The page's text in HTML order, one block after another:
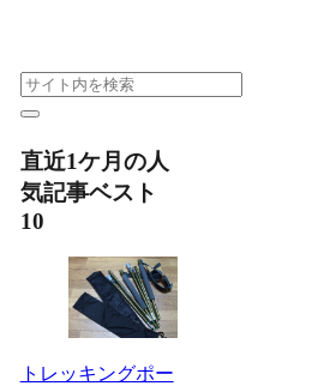
直近1ケ月の人
気記事ベスト
10
トレッキングポー